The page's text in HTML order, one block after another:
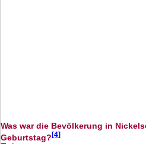
Was war die Bevölkerung in
Geburtstag?[4]